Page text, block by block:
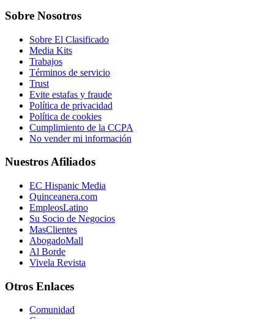
Sobre Nosotros
Sobre El Clasificado
Media Kits
Trabajos
Términos de servicio
Trust
Evite estafas y fraude
Política de privacidad
Política de cookies
Cumplimiento de la CCPA
No vender mi información
Nuestros Afiliados
EC Hispanic Media
Quinceanera.com
EmpleosLatino
Su Socio de Negocios
MasClientes
AbogadoMall
Al Borde
Vivela Revista
Otros Enlaces
Comunidad